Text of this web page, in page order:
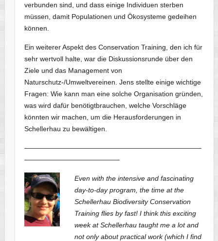
verbunden sind, und dass einige Individuen sterben
müssen, damit Populationen und Ökosysteme gedeihen
können.
Ein weiterer Aspekt des Conservation Training, den ich für
sehr wertvoll halte, war die Diskussionsrunde über den
Ziele und das Management von
Naturschutz-/Umweltvereinen. Jens stellte einige wichtige
Fragen: Wie kann man eine solche Organisation gründen,
was wird dafür benötigtbrauchen, welche Vorschläge
könnten wir machen, um die Herausforderungen in
Schellerhau zu bewältigen.
——————————————————————————
——————————————
Even with the intensive and fascinating
day-to-day program, the time at the
Schellerhau Biodiversity Conservation
Training flies by fast! I think this exciting
week at Schellerhau taught me a lot and
not only about practical work (which I find